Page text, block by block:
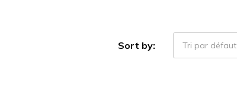
Sort by: Tri par défaut